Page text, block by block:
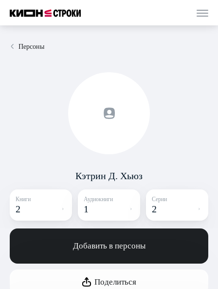
Персоны
Кэтрин Д. Хьюз
Книги
2
Аудиокниги
1
Серии
2
Добавить в персоны
Поделиться